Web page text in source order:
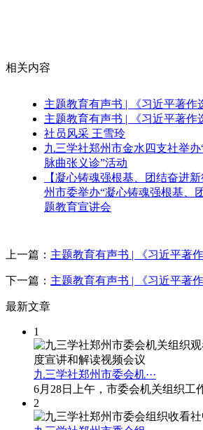
相关内容
主题教育有声书 | 《习近平著
主题教育有声书 | 《习近平著
社员风采 王雪玲
九三学社郑州市金水四支社举
脉曲张义诊”活动
【凝心铸魂强根基、团结奋进
州市委举办“凝心铸魂强根基、
题教育宣讲会
上一篇： 主题教育有声书 | 《习近平著
下一篇： 主题教育有声书 | 《习近平著
最新文章
1
九三学社郑州市委会机···
6月28日上午，市委会机关组织工
2